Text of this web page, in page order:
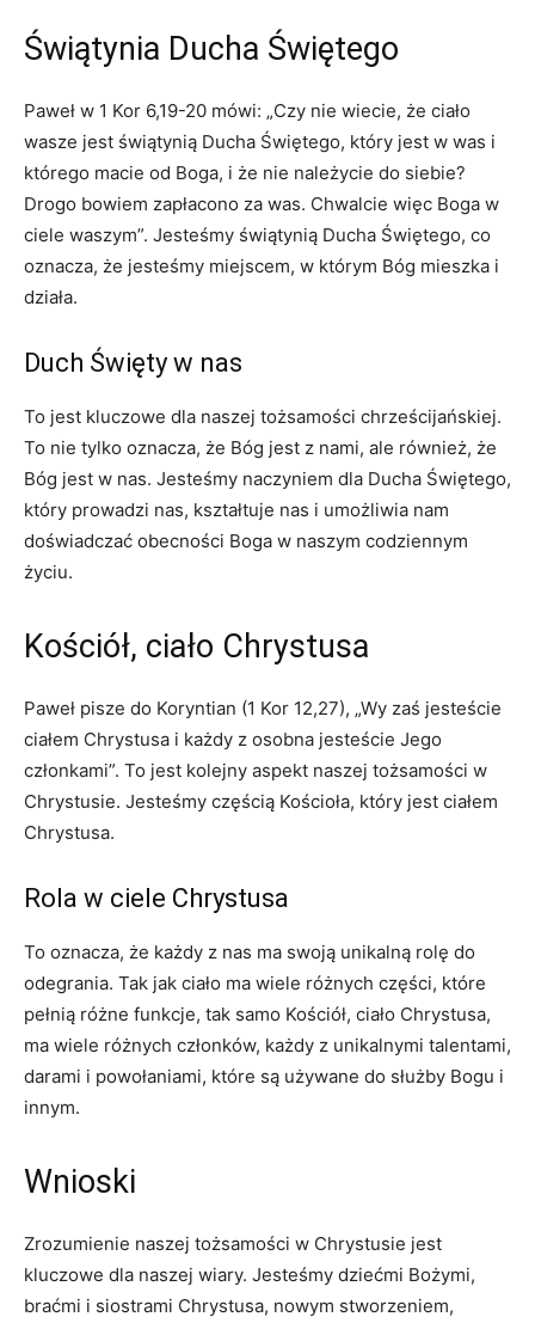
Świątynia Ducha Świętego
Paweł w 1 Kor 6,19-20 mówi: „Czy nie wiecie, że ciało
wasze jest świątynią Ducha Świętego, który jest w was i
którego macie od Boga, i że nie należycie do siebie?
Drogo bowiem zapłacono za was. Chwalcie więc Boga w
ciele waszym”. Jesteśmy świątynią Ducha Świętego, co
oznacza, że jesteśmy miejscem, w którym Bóg mieszka i
działa.
Duch Święty w nas
To jest kluczowe dla naszej tożsamości chrześcijańskiej.
To nie tylko oznacza, że Bóg jest z nami, ale również, że
Bóg jest w nas. Jesteśmy naczyniem dla Ducha Świętego,
który prowadzi nas, kształtuje nas i umożliwia nam
doświadczać obecności Boga w naszym codziennym
życiu.
Kościół, ciało Chrystusa
Paweł pisze do Koryntian (1 Kor 12,27), „Wy zaś jesteście
ciałem Chrystusa i każdy z osobna jesteście Jego
członkami”. To jest kolejny aspekt naszej tożsamości w
Chrystusie. Jesteśmy częścią Kościoła, który jest ciałem
Chrystusa.
Rola w ciele Chrystusa
To oznacza, że każdy z nas ma swoją unikalną rolę do
odegrania. Tak jak ciało ma wiele różnych części, które
pełnią różne funkcje, tak samo Kościół, ciało Chrystusa,
ma wiele różnych członków, każdy z unikalnymi talentami,
darami i powołaniami, które są używane do służby Bogu i
innym.
Wnioski
Zrozumienie naszej tożsamości w Chrystusie jest
kluczowe dla naszej wiary. Jesteśmy dziećmi Bożymi,
braćmi i siostrami Chrystusa, nowym stworzeniem,